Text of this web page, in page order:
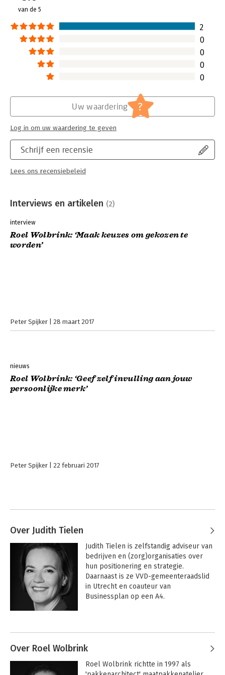
Verschijningsdatum:
Hoofdrubriek:
van de 5
2
0
0
0
0
Schrijf een recensie
Lees ons recensiebeleid
Uw waardering ?
Log in om uw waardering te geven
Interviews en artikelen (2)
interview
Roel Wolbrink: ‘Maak keuzes om gekozen te
worden’
Peter Spijker 28 maart 2017
nieuws
Roel Wolbrink: ‘Geef zelf invulling aan jouw
persoonlijke merk’
Peter Spijker 22 februari 2017
Over Judith Tielen
Judith Tielen is zelfstandig adviseur van
bedrijven en (zorg)organisaties over
hun positionering en strategie.
Daarnaast is ze VVD-gemeenteraadslid
in Utrecht en coauteur van
Businessplan op een A4.
Over Roel Wolbrink
Roel Wolbrink richtte in 1997 als